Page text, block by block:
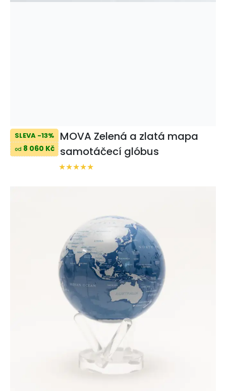
SLEVA -13%
od 8 060 Kč
MOVA Zelená a zlatá mapa
samotáčecí glóbus